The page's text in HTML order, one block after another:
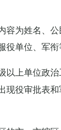
容为姓名、
役单位、军
以上单位政
现役审批表